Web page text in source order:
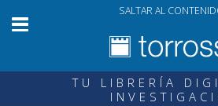
SALTAR AL
TU LIBRERÍA